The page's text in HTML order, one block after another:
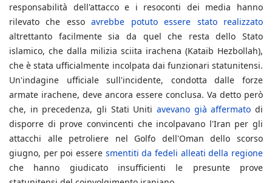
responsabilità dell'attacco e i resoconti dei media hanno
rilevato che essoavrebbe potuto essere stato realizzato
altrettanto facilmente sia da quel che resta dello Stato
islamico, che dalla milizia sciita irachena (Kataib Hezbollah),
che è stata ufficialmente incolpata dai funzionari statunitensi.
Un'indagine ufficiale sull'incidente, condotta dalle forze
armate irachene, deve ancora essere conclusa. Va detto però
che, in precedenza, gli Stati Uniti avevano già affermato di
disporre di prove convincenti che incolpavano l'Iran per gli
attacchi alle petroliere nel Golfo dell'Oman dello scorso
giugno, per poi essere smentiti da fedeli alleati della regione
che hanno giudicato insufficienti le presunte prove